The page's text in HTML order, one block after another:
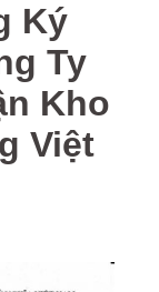
Ký
Ty
Kho
Việt